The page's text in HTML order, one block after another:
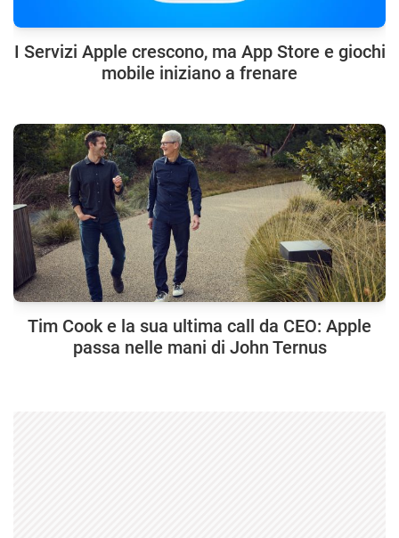
I Servizi Apple crescono, ma App Store e giochi
mobile iniziano a frenare
Tim Cook e la sua ultima call da CEO: Apple
passa nelle mani di John Ternus